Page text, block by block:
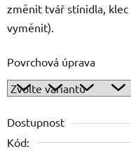
změnit tvář stínidla,
vyměnit).
Povrchová úprava
Dostupnost
Kód: